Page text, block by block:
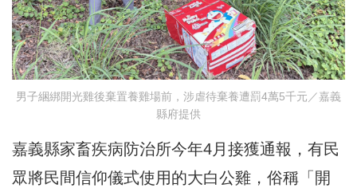
男子綑綁開光雞後棄置養雞場前，涉虐待棄養遭罰4萬5千元／嘉義
縣府提供
嘉義縣家畜疾病防治所今年4月接獲通報，有民
眾將民間信仰儀式使用的大白公雞，俗稱「開